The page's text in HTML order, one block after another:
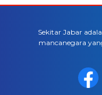
Sekitar Jabar
mancanegara